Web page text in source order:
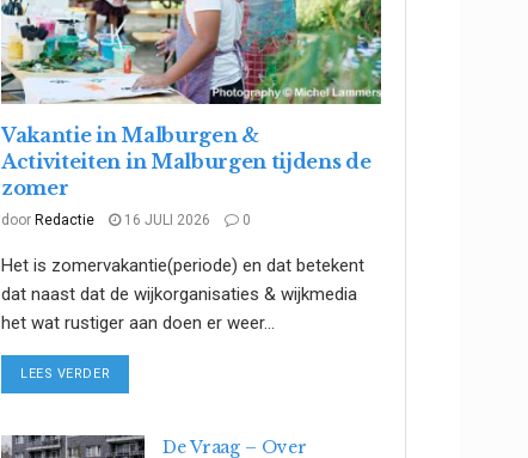
Vakantie in Malburgen &
Activiteiten in Malburgen tijdens de
zomer
door Redactie 16 JULI 2026 0
Het is zomervakantie(periode) en dat betekent
dat naast dat de wijkorganisaties & wijkmedia
het wat rustiger aan doen er weer...
LEES VERDER
De Vraag – Over